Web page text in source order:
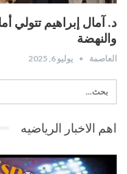
د. آمال إبراهيم تتولي
والنهضة
العاصمة يوليو 6, 2025
اهم الاخبار الرياضيه